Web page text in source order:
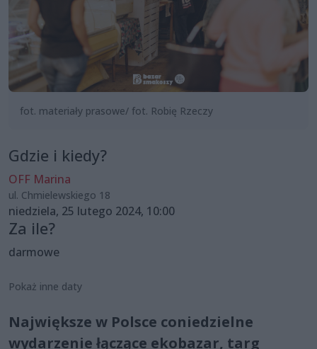
fot. materiały prasowe/ fot. Robię Rzeczy
Gdzie i kiedy?
OFF Marina
ul. Chmielewskiego 18
niedziela, 25 lutego 2024, 10:00
Za ile?
darmowe
Pokaż inne daty
Największe w Polsce coniedzielne
wydarzenie łączące ekobazar, targ